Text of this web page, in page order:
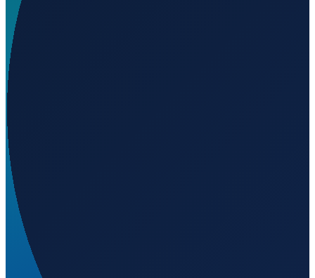
Wo liegt Erdek Heliport?
Wird geladen...
Istanbul